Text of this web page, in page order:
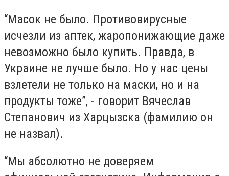
“Масок не было. Противовирусные
исчезли из аптек, жаропонижающие даже
невозможно было купить. Правда, в
Украине не лучше было. Но у нас цены
взлетели не только на маски, но и на
продукты тоже”, - говорит Вячеслав
Степанович из Харцызска (фамилию он
не назвал).
“Мы абсолютно не доверяем